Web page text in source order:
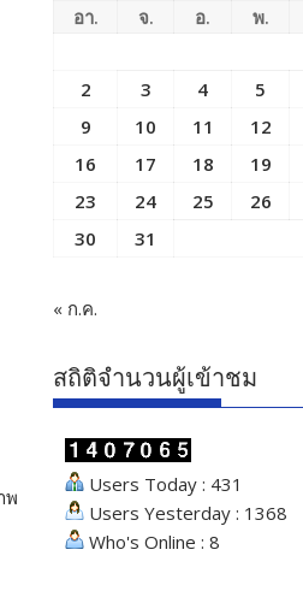
พ
อา. จ. อ. พ.
2
3 4 5
9
10 11 12
16
17 18 19
23
24 25 26
30
31
« ก.ค.
สถิติจำนวนผู้เข้าชม
Users Today : 431
Users Yesterday : 1368
Who's Online : 8